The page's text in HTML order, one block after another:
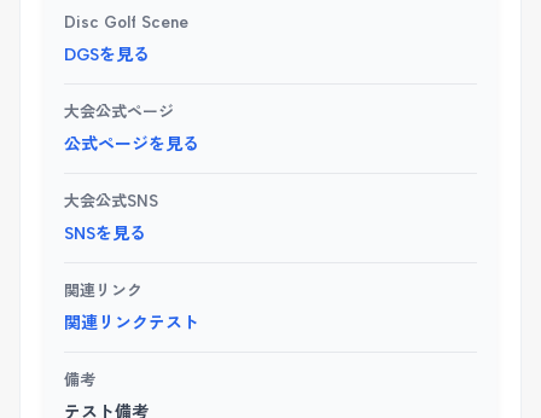
Disc Golf Scene
DGSを見る
大会公式ページ
公式ページを見る
大会公式SNS
SNSを見る
関連リンク
関連リンクテスト
備考
テスト備考